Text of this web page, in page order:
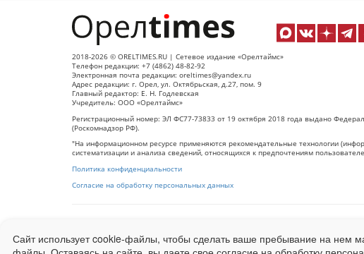
2018-2026 © ORELTIMES.RU | Сетевое издание «Орелтаймс»
Телефон редакции: +7 (4862) 48-82-92
Электронная почта редакции: oreltimes@yandex.ru
Адрес редакции: г. Орел, ул. Октябрьская, д.27, пом. 9
Главный редактор: Е. Н. Годлевская
Учредитель: ООО «Орелтаймс»
Регистрационный номер: ЭЛ ФС77-73833 от 19 октября 2018 года выдано
(Роскомнадзор РФ).
"На информационном ресурсе применяются рекомендательные технологии
систематизации и анализа сведений, относящихся к предпочтениям
Политика конфиденциальности
Согласие на обработку персональных данных
Ограниченная статистика посещаемости доступна на сайтеLiveinternet.ru .
Сайт использует cookie-файлы, чтобы сделать ваше пребывание на нем